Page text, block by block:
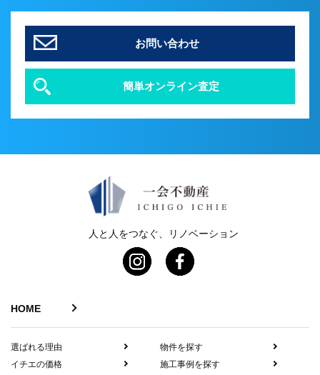
お問い合わせ
簡単オンライン査定
人と人をつなぐ、リノベーション
HOME
選ばれる理由
イチエの価格
物件を探す
施工事例を探す